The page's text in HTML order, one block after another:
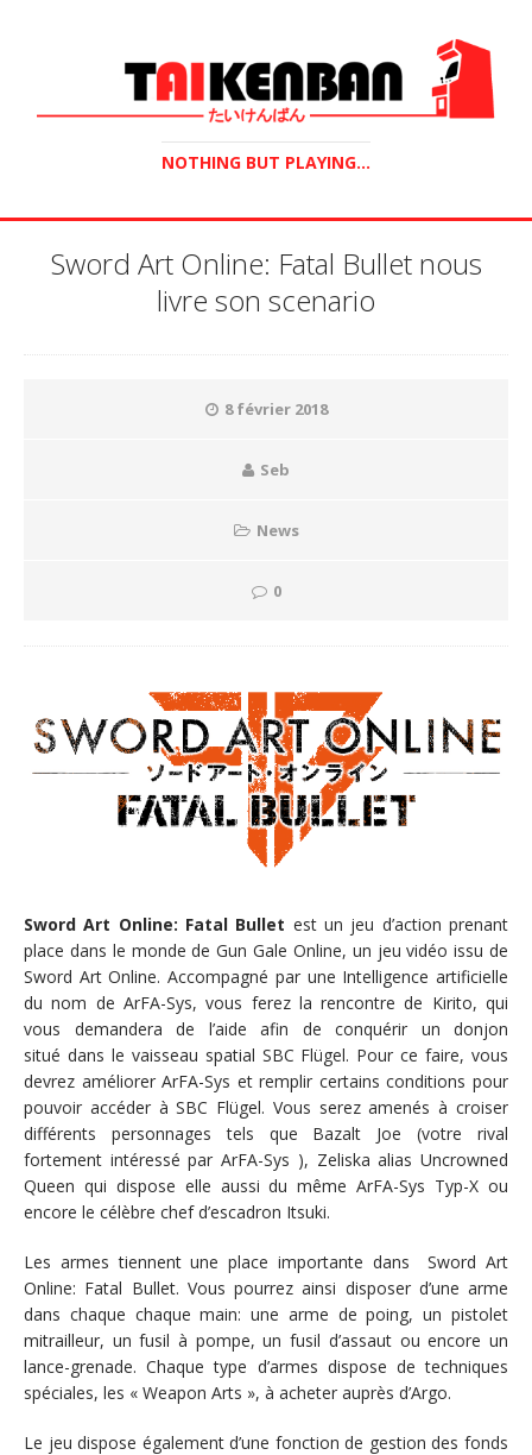
NOTHING BUT PLAYING...
Sword Art Online: Fatal Bullet nous
livre son scenario
8 février 2018
Seb
News
0
Sword Art Online: Fatal Bullet est un jeu d’action prenant
place dans le monde de Gun Gale Online, un jeu vidéo issu de
Sword Art Online. Accompagné par une Intelligence artificielle
du nom de ArFA-Sys, vous ferez la rencontre de Kirito, qui
vous demandera de l’aide afin de conquérir un donjon
situé dans le vaisseau spatial SBC Flügel. Pour ce faire, vous
devrez améliorer ArFA-Sys et remplir certains conditions pour
pouvoir accéder à SBC Flügel. Vous serez amenés à croiser
différents personnages tels que Bazalt Joe (votre rival
fortement intéressé par ArFA-Sys ), Zeliska alias Uncrowned
Queen qui dispose elle aussi du même ArFA-Sys Typ-X ou
encore le célèbre chef d’escadron Itsuki.
Les armes tiennent une place importante dans Sword Art
Online: Fatal Bullet. Vous pourrez ainsi disposer d’une arme
dans chaque chaque main: une arme de poing, un pistolet
mitrailleur, un fusil à pompe, un fusil d’assaut ou encore un
lance-grenade. Chaque type d’armes dispose de techniques
spéciales, les « Weapon Arts », à acheter auprès d’Argo.
Le jeu dispose également d’une fonction de gestion des fonds